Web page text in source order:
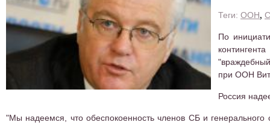
ООН,
По
при ООН
Россия
"Мы надеемся, что обеспокоенность членов СБ и